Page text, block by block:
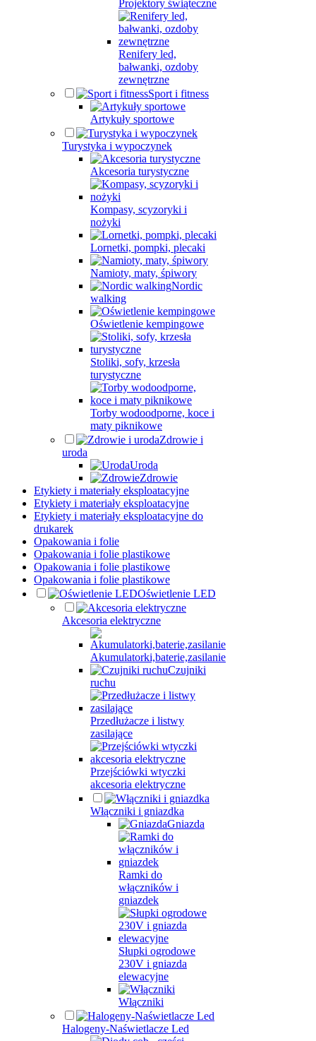
Projektory świąteczne
Renifery led,
bałwanki, ozdoby
zewnętrzne
Sport i fitness
Artykuły sportowe
Turystyka i wypoczynek
Akcesoria turystyczne
Kompasy, scyzoryki i
nożyki
Lornetki, pompki, plecaki
Namioty, maty, śpiwory
Nordic
walking
Oświetlenie kempingowe
Stoliki, sofy, krzesła
turystyczne
Torby wodoodporne, koce i
maty piknikowe
Zdrowie i
uroda
Uroda
Zdrowie
Etykiety i materiały eksploatacyjne
Etykiety i materiały eksploatacyjne
Etykiety i materiały eksploatacyjne do
drukarek
Opakowania i folie
Opakowania i folie plastikowe
Opakowania i folie plastikowe
Opakowania i folie plastikowe
Oświetlenie LED
Akcesoria elektryczne
Akumulatorki,baterie,zasilanie
Czujniki
ruchu
Przedłużacze i listwy
zasilające
Przejściówki wtyczki
akcesoria elektryczne
Włączniki i gniazdka
Gniazda
Ramki do
włączników i
gniazdek
Słupki ogrodowe
230V i gniazda
elewacyjne
Włączniki
Halogeny-Naświetlacze Led